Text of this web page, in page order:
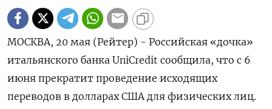
МОСКВА, 20 мая (Рейтер) - Российская «дочка»
итальянского банка UniCredit сообщила, что с 6
июня прекратит проведение исходящих
переводов в долларах США для физических лиц.